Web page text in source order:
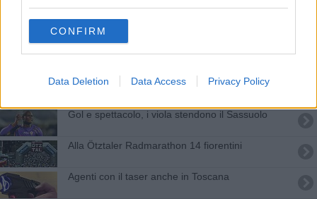
CONFIRM
Data Deletion Data Access Privacy Policy
Via alla scuola per pastori, le storie degli allievi
Frode fiscale milionaria, 179 indagati
Sempre meno sportelli bancari, Toscana fra le più
Gol e spettacolo, i viola stendono il Sassuolo
Alla Ötztaler Radmarathon 14 fiorentini
Agenti con il taser anche in Toscana